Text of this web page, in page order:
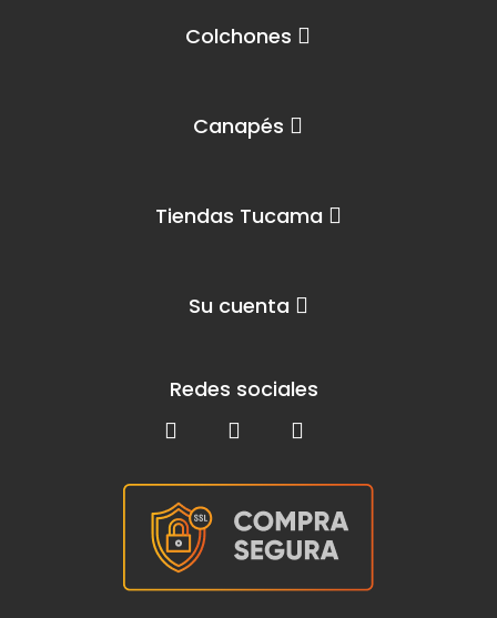
Colchones
Canapés
Tiendas Tucama
Su cuenta
Redes sociales